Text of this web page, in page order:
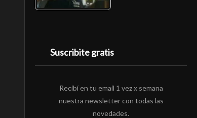
Suscribite gratis
Recibí en tu email 1 vez x semana
nuestra newsletter con todas las
novedades.